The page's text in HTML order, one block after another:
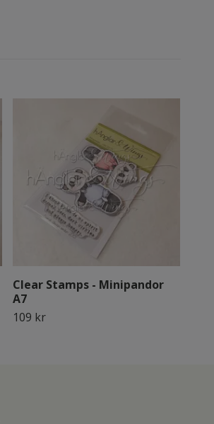
Clear Stamps - Minipandor
A7
109 kr